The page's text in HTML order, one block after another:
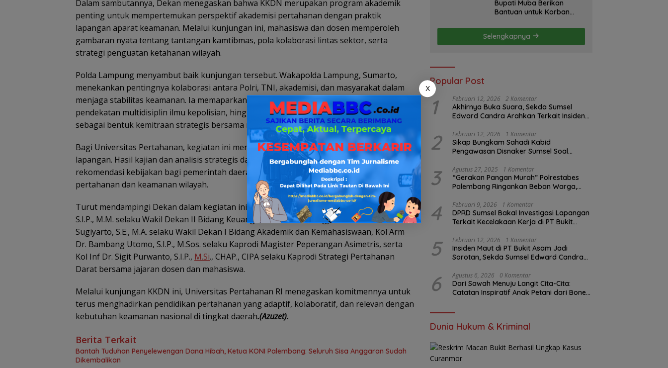
Dalam sambutannya, Dekan menegaskan bahwa KKDN merupakan program akademik
penting untuk mempertemukan perspektif akademisi pertahanan dengan praktik
lapangan aparat keamanan. Melalui kunjungan ini, mahasiswa dan dosen memperoleh
gambaran nyata tentang tantangan kamtibmas, pola kolaborasi lintas sektor, serta
strategi penguatan ketahanan wilayah.
Polda Lampung menyambut baik kunjungan tersebut. Wakapolda Lampung, Sumarto,
menekankan pentingnya kolaborasi antara Polri, TNI, akademisi, dan masyarakat dalam
menjaga stabilitas keamanan. Ia memaparkan landasan konstitusional tugas Polri,
pendekatan multidisiplin ilmu kepolisian, hingga implementasi program Sabuk Kamtibmas
sebagai bentuk kemitraan strategis bersama masyarakat.
Bagi Universitas Pertahanan, kegiatan ini menjadi sarana penguatan riset berbasis
lapangan. Hasil kajian dan analisis strategis dari KKDN diharapkan dapat menjadi
rekomendasi kebijakan bagi pemerintah daerah dan Polda Lampung dalam perspektif
pertahanan dan keamanan wilayah.
Turut mendampingi Dekan dalam kegiatan ini antara lain Brigjend TNI Tri Setyo Subagyo,
S.I.P., M.M. selaku Wakil Dekan II Bidang Keuangan dan Umum, Brigjend TNI Totok Budhi
Sugiyarto, S.E., M.A. selaku Wakil Dekan I Bidang Akademik dan Kemahasiswaan, Kol Arm
Dr. Bambang Utomo, S.I.P., M.Sos. selaku Kaprodi Magister Peperangan Asimetris, serta
Kol Inf Dr. Sigit Purwanto, S.I.P., M.Si., CHAP., CIPA selaku Kaprodi Strategi Pertahanan
Darat bersama jajaran dosen dan mahasiswa.
Melalui kunjungan KKDN ini, Universitas Pertahanan RI menegaskan komitmennya untuk
terus menghadirkan pendidikan pertahanan yang adaptif, kolaboratif, dan relevan dengan
kebutuhan keamanan nasional di tingkat daerah.(Azuzet).
Berita Terkait
Bantah Tuduhan Penyelewengan Dana Hibah, Ketua KONI Palembang: Seluruh Sisa Anggaran Sudah
Dikembalikan
Bupati Muba Berikan
Bantuan untuk Korban
Kecamatan Lais
Selengkapnya
Popular Post
1 Februari 12, 2026 2 Komentar
Akhirnya Buka Suara, Sekda Sumsel
Edward Candra Arahkan Terkait Insiden
2 Februari 12, 2026 1 Komentar
Sikap Bungkam Sahadi Kabid
Pengawasan Disnaker Sumsel Soal
Pengawasan K3?
3 Agustus 27, 2025 1 Komentar
“Gerakan Pangan Murah” Polrestabes
Palembang Ringankan Beban Warga,
4 Februari 9, 2026 1 Komentar
DPRD Sumsel Bakal Investigasi Lapangan
Terkait Kecelakaan Kerja di PT Bukit
5 Februari 12, 2026 1 Komentar
Insiden Maut di PT Bukit Asam Jadi
Sorotan, Sekda Sumsel Edward Candra
6 Agustus 6, 2026 0 Komentar
Dari Sawah Menuju Langit Cita-Cita:
Catatan Inspiratif Anak Petani dari Bone
Dunia Hukum & Kriminal
X